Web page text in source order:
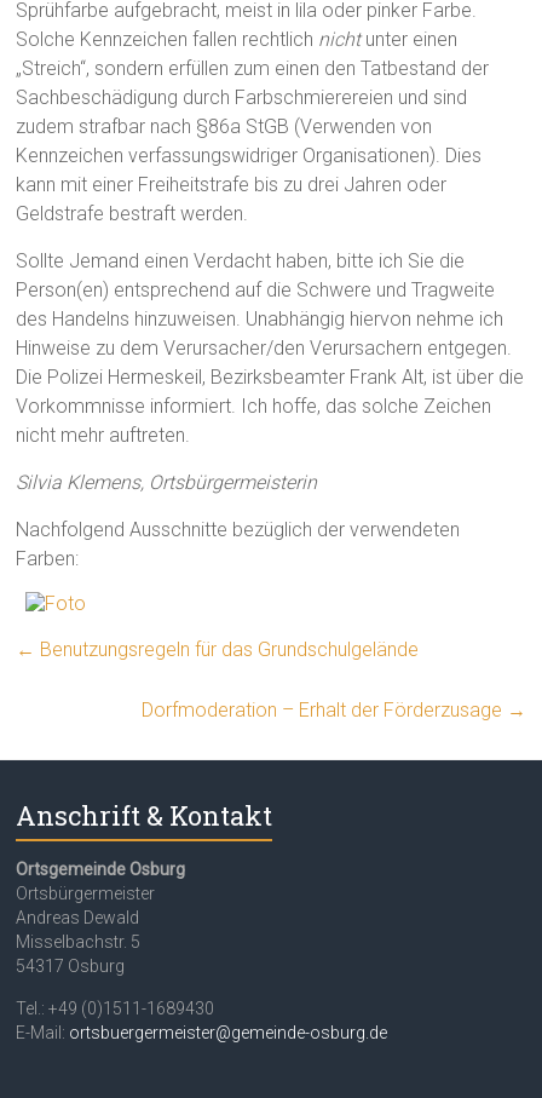
Sprühfarbe aufgebracht, meist in lila oder pinker Farbe.
Solche Kennzeichen fallen rechtlich nichtunter einen
„Streich“, sondern erfüllen zum einen den Tatbestand der
Sachbeschädigung durch Farbschmierereien und sind
zudem strafbar nach §86a StGB (Verwenden von
Kennzeichen verfassungswidriger Organisationen). Dies
kann mit einer Freiheitstrafe bis zu drei Jahren oder
Geldstrafe bestraft werden.
Sollte Jemand einen Verdacht haben, bitte ich Sie die
Person(en) entsprechend auf die Schwere und Tragweite
des Handelns hinzuweisen. Unabhängig hiervon nehme ich
Hinweise zu dem Verursacher/den Verursachern entgegen.
Die Polizei Hermeskeil, Bezirksbeamter Frank Alt, ist über die
Vorkommnisse informiert. Ich hoffe, das solche Zeichen
nicht mehr auftreten.
Silvia Klemens, Ortsbürgermeisterin
Nachfolgend Ausschnitte bezüglich der verwendeten
Farben:
← Benutzungsregeln für das Grundschulgelände
Dorfmoderation – Erhalt der Förderzusage →
Anschrift & Kontakt
Ortsgemeinde Osburg
Ortsbürgermeister
Andreas Dewald
Misselbachstr. 5
54317 Osburg
Tel.: +49 (0)1511-1689430
E-Mail: ortsbuergermeister@gemeinde-osburg.de